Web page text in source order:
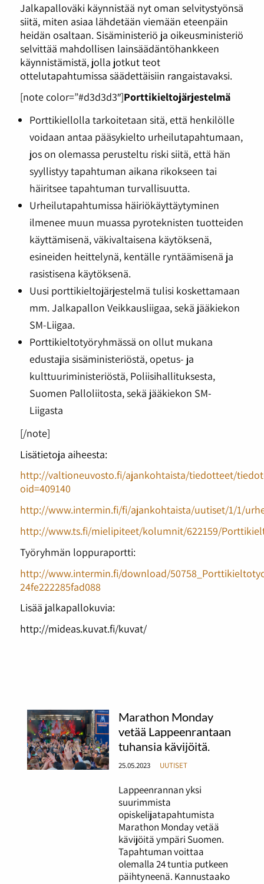
Jalkapalloväki käynnistää nyt oman selvitystyönsä
siitä, miten asiaa lähdetään viemään eteenpäin
heidän osaltaan. Sisäministeriö ja oikeusministeriö
selvittää mahdollisen lainsäädäntöhankkeen
käynnistämistä, jolla jotkut teot
ottelutapahtumissa säädettäisiin rangaistavaksi.
[note color=”#d3d3d3″]Porttikieltojärjestelmä
Porttikiellolla tarkoitetaan sitä, että henkilölle
voidaan antaa pääsykielto urheilutapahtumaan,
jos on olemassa perusteltu riski siitä, että hän
syyllistyy tapahtuman aikana rikokseen tai
häiritsee tapahtuman turvallisuutta.
Urheilutapahtumissa häiriökäyttäytyminen
ilmenee muun muassa pyroteknisten tuotteiden
käyttämisenä, väkivaltaisena käytöksenä,
esineiden heittelynä, kentälle ryntäämisenä ja
rasistisena käytöksenä.
Uusi porttikieltojärjestelmä tulisi koskettamaan
mm. Jalkapallon Veikkausliigaa, sekä jääkiekon
SM-Liigaa.
Porttikieltotyöryhmässä on ollut mukana
edustajia sisäministeriöstä, opetus- ja
kulttuuriministeriöstä, Poliisihallituksesta,
Suomen Palloliitosta, sekä jääkiekon SM-
Liigasta
[/note]
Lisätietoja aiheesta:
http://valtioneuvosto.fi/ajankohtaista/tiedotteet/
oid=409140
http://www.intermin.fi/fi/ajankohtaista/uutiset/1/1/
http://www.ts.fi/mielipiteet/kolumnit/622159/
Työryhmän loppuraportti:
http://www.intermin.fi/download/
24fe222285fad088
Lisää jalkapallokuvia:
http://mideas.kuvat.fi/kuvat/
Marathon Monday
vetää Lappeenrantaan
tuhansia kävijöitä.
25.05.2023 UUTISET
Lappeenrannan yksi
suurimmista
opiskelijatapahtumista
Marathon Monday vetää
kävijöitä ympäri Suomen.
Tapahtuman voittaa
olemalla 24 tuntia putkeen
päihtyneenä. Kannustaako